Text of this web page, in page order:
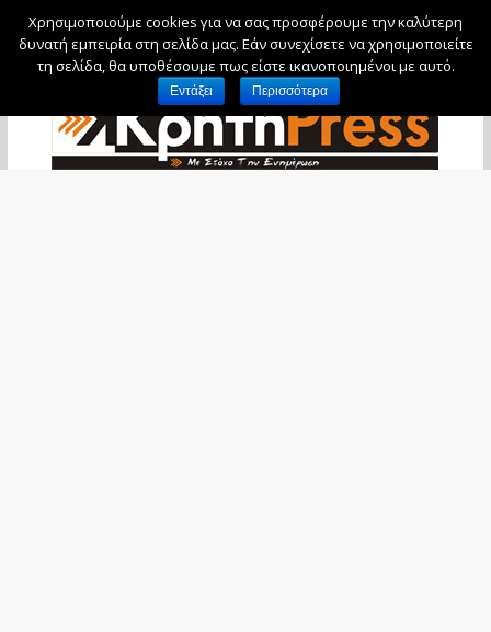
Παρασκευή, 7 Αυγούστου, 2026
Χρησιμοποιούμε cookies για να σας προσφέρουμε την καλύτερη
δυνατή εμπειρία στη σελίδα μας. Εάν συνεχίσετε να χρησιμοποιείτε
τη σελίδα, θα υποθέσουμε πως είστε ικανοποιημένοι με αυτό.
Εντάξει Περισσότερα